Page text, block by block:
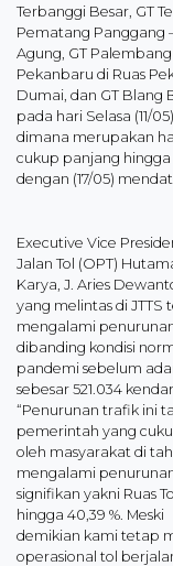
Terbanggi Besar, GT
Pematang Panggang
Agung, GT
Pekanbaru di Ruas
Dumai, dan GT Blang
pada hari Selasa (11/05),
dimana merupakan
cukup panjang hingga
dengan (17/05)
Executive Vice
Jalan Tol (OPT)
Karya, J. Aries
yang melintas di JTTS
mengalami penurunan
dibanding kondisi
pandemi sebelum
sebesar 521.034
“Penurunan trafik ini
pemerintah yang
oleh masyarakat di
mengalami
signifikan yakni Ruas
hingga 40,39 %. Meski
demikian kami tetap
operasional tol